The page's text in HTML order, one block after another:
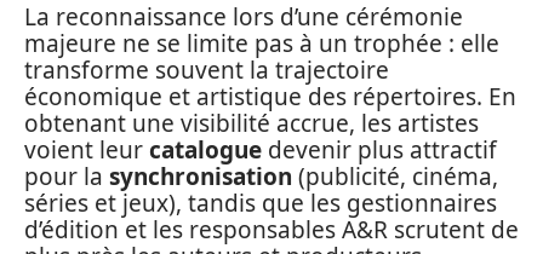
La reconnaissance lors d’une cérémonie
majeure ne se limite pas à un trophée : elle
transforme souvent la trajectoire
économique et artistique des répertoires. En
obtenant une visibilité accrue, les artistes
voient leurcatalogue devenir plus attractif
pour la synchronisation (publicité, cinéma,
séries et jeux), tandis que les gestionnaires
d’édition et les responsables A&R scrutent de